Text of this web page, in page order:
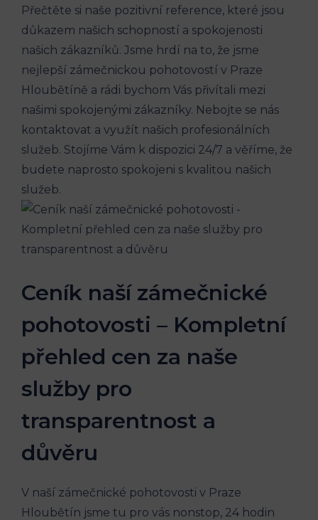
Přečtěte si naše pozitivní reference, které jsou
důkazem našich schopností a spokojenosti
našich zákazníků. Jsme hrdí na to, že jsme
nejlepší zámečnickou pohotovostí v Praze
Hloubětíně a rádi bychom Vás přivítali mezi
našimi spokojenými zákazníky. Nebojte se nás
kontaktovat a využít našich profesionálních
služeb. Stojíme Vám k dispozici 24/7 a věříme, že
budete naprosto spokojeni s kvalitou našich
služeb.
Ceník naší zámečnické
pohotovosti – Kompletní
přehled cen za naše
služby pro
transparentnost a
důvěru
V naší zámečnické pohotovosti v Praze
Hloubětín jsme tu pro vás nonstop, 24 hodin